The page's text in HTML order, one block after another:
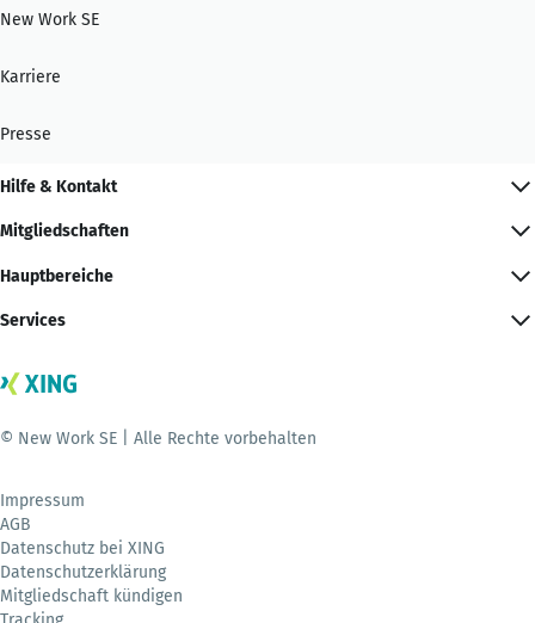
New Work SE
Karriere
Presse
Hilfe & Kontakt
Mitgliedschaften
Hauptbereiche
Services
© New Work SE | Alle Rechte vorbehalten
Impressum
AGB
Datenschutz bei XING
Datenschutzerklärung
Mitgliedschaft kündigen